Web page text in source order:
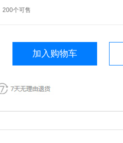
200个可售
加入购物车